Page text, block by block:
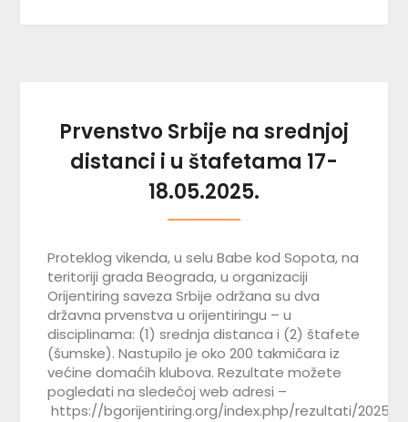
Prvenstvo Srbije na srednjoj
distanci i u štafetama 17-
18.05.2025.
Proteklog vikenda, u selu Babe kod Sopota, na
teritoriji grada Beograda, u organizaciji
Orijentiring saveza Srbije održana su dva
državna prvenstva u orijentiringu – u
disciplinama: (1) srednja distanca i (2) štafete
(šumske). Nastupilo je oko 200 takmičara iz
većine domaćih klubova. Rezultate možete
pogledati na sledećoj web adresi –
https://bgorijentiring.org/index.php/rezultati/2025-